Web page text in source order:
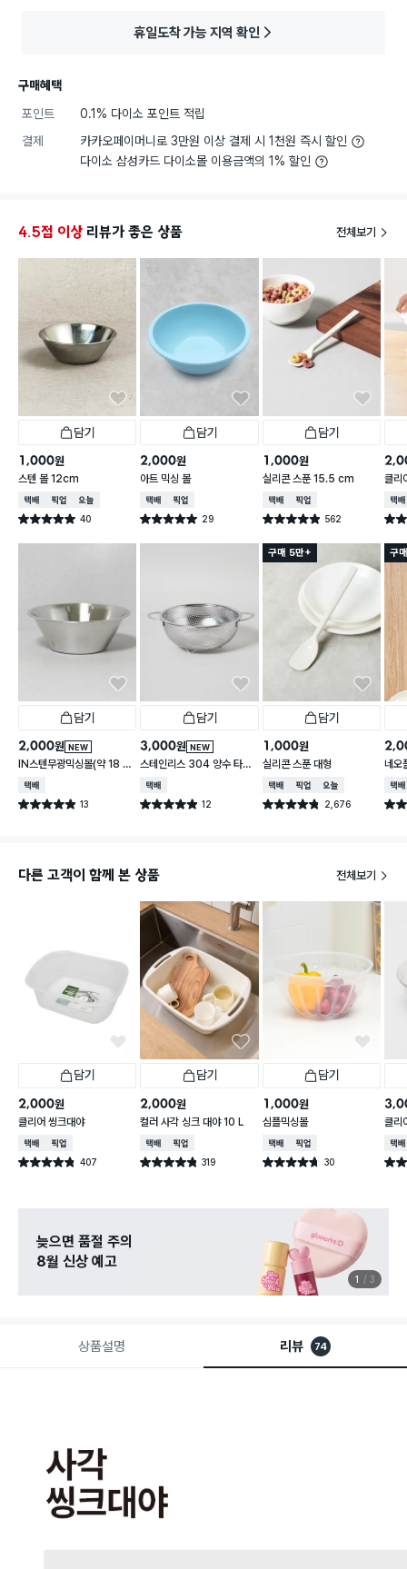
휴일도착 가능 지역 확인
구매혜택
포인트
0.1% 다이소 포인트 적립
결제
카카오페이머니로 3만원 이상 결제 시 1천원 즉시 할인
다이소 삼성카드 다이소몰 이용금액의 1% 할인
4.5점 이상 리뷰가 좋은 상품 전체보기
담기
1,000원
스텐 볼 12cm
택배배송매장픽업오늘배송
별점 5.0점 40
건 작성
담기
2,000원
아트 믹싱 볼
택배배송매장픽업
별점 5.0점 29
건 작성
담기
1,000원
실리콘 스푼 15.5 cm
택배배송매장픽업
별점 4.9점 562
건 작성
클리
택배
별점
담기
NEW
2,000원
IN스텐무광믹싱볼(약 18 c
m)
택배배송
별점 4.9점 13
건 작성
담기
NEW
3,000원
스테인리스 304 양수 타공
채반 19 cm
택배배송
별점 4.9점 12
건 작성
구매 5만+
담기
1,000원
실리콘 스푼 대형
택배배송매장픽업오늘배송
별점 4.8점 2,676
건 작성
구
네오
츌러
택배
별점
다른 고객이 함께 본 상품 전체보기
담기
2,000원
클리어 씽크대야
택배배송매장픽업
별점 4.8점 407
건 작성
담기
2,000원
컬러 사각 싱크 대야 10 L
택배배송매장픽업
별점 4.8점 319
건 작성
담기
1,000원
심플믹싱볼
택배배송매장픽업
별점 4.7점 30
건 작성
클리
택배
별점
늦으면 품절 주의
8월 신상 예고
1 3
상품설명 리뷰 74